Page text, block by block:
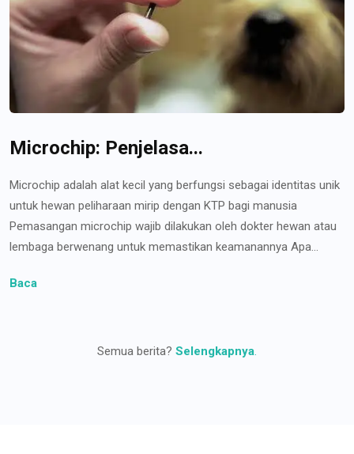
Microchip: Penjelasa...
Microchip adalah alat kecil yang berfungsi sebagai identitas unik
untuk hewan peliharaan mirip dengan KTP bagi manusia
Pemasangan microchip wajib dilakukan oleh dokter hewan atau
lembaga berwenang untuk memastikan keamanannya Apa...
Baca
Semua berita? Selengkapnya